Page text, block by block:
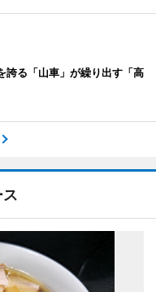
誇る「山車」が繰り出す「高